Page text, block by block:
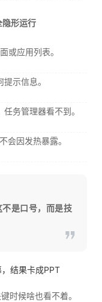
形运行
或应用列表。
示信息。
务管理器看不到。
会因发热暴露。
是口号，而是技
结果卡成PPT
时候啥也看不着。